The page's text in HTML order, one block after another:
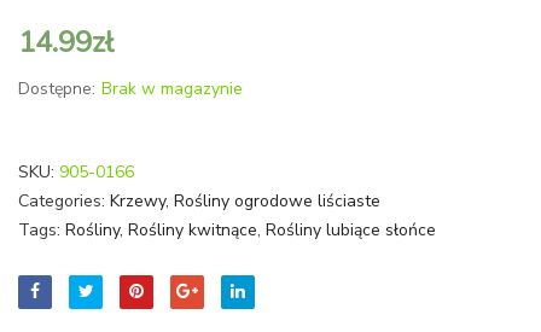
14.99zł
Dostępne: Brak w magazynie
SKU: 905-0166
Categories: Krzewy, Rośliny ogrodowe liściaste
Tags: Rośliny, Rośliny kwitnące, Rośliny lubiące słońce